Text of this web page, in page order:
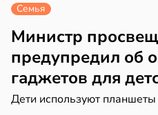
Семья
Министр
предупредил об
гаджетов для
Дети используют